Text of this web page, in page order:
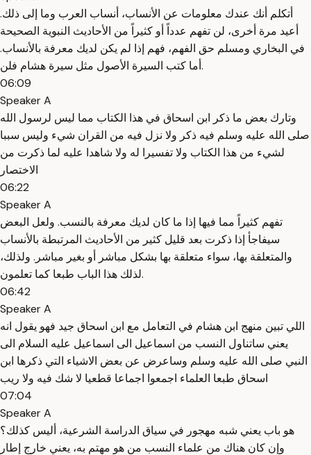
أتكلم أنك عندك معلومات عن الأنساب، أنساب العرب وما إلى ذلك.
أعيد مرة أخرى، لن تفهم عدداً أو كثيراً من الأحاديث النبوية الصحيحة
في البخاري ومسلم حق الفهم، فهم إذا لم يكن لديك معرفة بالأنساب.
أما كتب السيرة الأصول مثل سيرة هشام فلن.
06:09
Speaker A
وتارك بعض ما ذكر ابن اسحاق في هذا الكتاب مما ليس لرسول الله
صلى الله عليه وسلم فيه ذكر ولا نزل فيه من القران شيء وليس سببا
لشيء من هذا الكتاب ولا تفسيرا له ولا شاهدا عليه لما ذكرت من
الاختصار
06:22
Speaker A
تفهم كثيراً مما فيها إذا ما كان لديك معرفة بالنسب. ولعل البعض
سيفاجأ إذا ذكرت بعد قليل كثير من الأحاديث المرتبطة بالأنساب
والمتعلقة بها، سواء متعلقة بها بشكل مباشر أو بغير مباشر. ولذلك،
لذلك هذا الباب طبعا كما تعلمون.
06:42
Speaker A
اللي تبين منهج ابن هشام في التعامل مع ابن اسحاق جيد فهو يقول انه
يعني ساتناول النسب من اسماعيل الى اسماعيل عليه السلام الى
النبي صلى الله عليه وسلم وساعرض عن بعض الاشياء التي ذكرها ابن
اسحاق طبعا العلماء اجمعوا اجماعا قطعيا لا شك فيه ولا ريب
07:04
Speaker A
هو باب يعني شبه مهجور في سياق الدراسة الشرعية، أليس كذلك؟
وإن كان هناك من علماء النسب من هو مهتم به، يعني خارج إطار